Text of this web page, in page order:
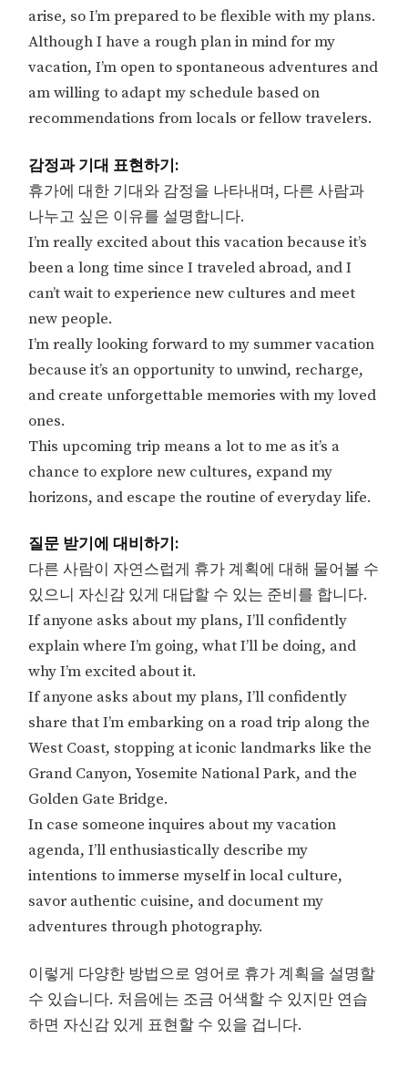
arise, so I’m prepared to be flexible with my plans.
Although I have a rough plan in mind for my
vacation, I’m open to spontaneous adventures and
am willing to adapt my schedule based on
recommendations from locals or fellow travelers.
감정과 기대 표현하기:
휴가에 대한 기대와 감정을 나타내며, 다른 사람과
나누고 싶은 이유를 설명합니다.
I’m really excited about this vacation because it’s
been a long time since I traveled abroad, and I
can’t wait to experience new cultures and meet
new people.
I’m really looking forward to my summer vacation
because it’s an opportunity to unwind, recharge,
and create unforgettable memories with my loved
ones.
This upcoming trip means a lot to me as it’s a
chance to explore new cultures, expand my
horizons, and escape the routine of everyday life.
질문 받기에 대비하기:
다른 사람이 자연스럽게 휴가 계획에 대해 물어볼 수
있으니 자신감 있게 대답할 수 있는 준비를 합니다.
If anyone asks about my plans, I’ll confidently
explain where I’m going, what I’ll be doing, and
why I’m excited about it.
If anyone asks about my plans, I’ll confidently
share that I’m embarking on a road trip along the
West Coast, stopping at iconic landmarks like the
Grand Canyon, Yosemite National Park, and the
Golden Gate Bridge.
In case someone inquires about my vacation
agenda, I’ll enthusiastically describe my
intentions to immerse myself in local culture,
savor authentic cuisine, and document my
adventures through photography.
이렇게 다양한 방법으로 영어로 휴가 계획을 설명할
수 있습니다. 처음에는 조금 어색할 수 있지만 연습
하면 자신감 있게 표현할 수 있을 겁니다.